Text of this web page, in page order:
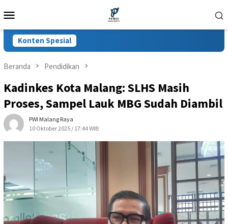
ke
Mobile
Konten Spesial
Beranda Pendidikan
Kadinkes Kota Malang: SLHS Masih
Proses, Sampel Lauk MBG Sudah Diambil
PWI Malang Raya
10 Oktober 2025 / 17:44 WIB